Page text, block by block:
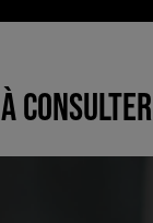
CONSULTER